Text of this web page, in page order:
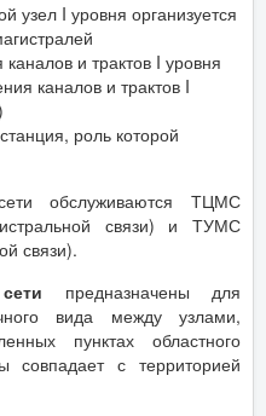
узел I уровня организуется
и трактов I уровня
каналов и трактов I
роль которой
обслуживаются ТЦМС
связи) и ТУМС
связи).
предназначены для
вида между узлами,
пунктах областного
совпадает с территорией